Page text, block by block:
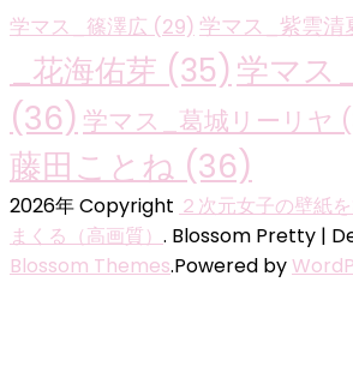
学マス_篠澤広 (29) 学マス_紫雲清
_花海佑芽 (35) 学マス
(36) 学マス_葛城リーリヤ
藤田ことね (36)
2026年 Copyright ２次元女子の壁紙
まくる（高画質） . Blossom Pretty |
Blossom Themes.Powered by